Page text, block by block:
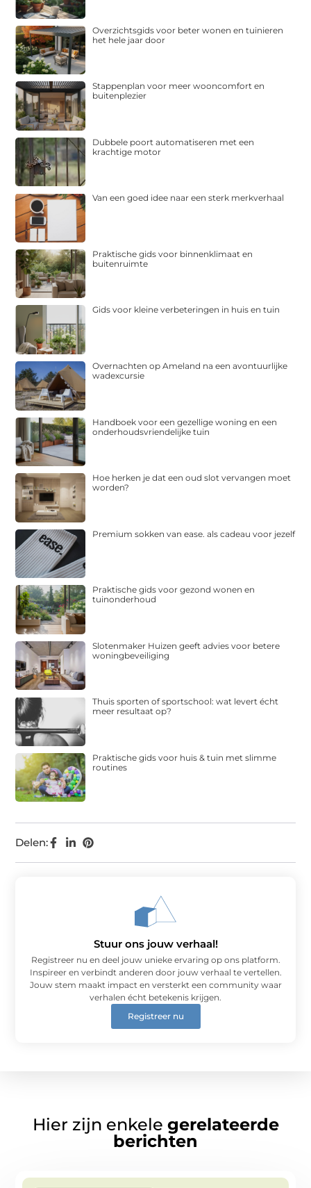
Delen:
Overzichtsgids voor beter wonen en tuinieren
het hele jaar door
Stappenplan voor meer wooncomfort en
buitenplezier
Dubbele poort automatiseren met een
krachtige motor
Van een goed idee naar een sterk merkverhaal
Praktische gids voor binnenklimaat en
buitenruimte
Gids voor kleine verbeteringen in huis en tuin
Overnachten op Ameland na een avontuurlijke
wadexcursie
Handboek voor een gezellige woning en een
onderhoudsvriendelijke tuin
Hoe herken je dat een oud slot vervangen moet
worden?
Premium sokken van ease. als cadeau voor jezelf
Praktische gids voor gezond wonen en
tuinonderhoud
Slotenmaker Huizen geeft advies voor betere
woningbeveiliging
Thuis sporten of sportschool: wat levert écht
meer resultaat op?
Praktische gids voor huis & tuin met slimme
routines
Stuur ons jouw verhaal!
Registreer nu en deel jouw unieke ervaring op ons platform.
Inspireer en verbindt anderen door jouw verhaal te vertellen.
Jouw stem maakt impact en versterkt een community waar
verhalen écht betekenis krijgen.
Registreer nu
Hier zijn enkele gerelateerde
berichten